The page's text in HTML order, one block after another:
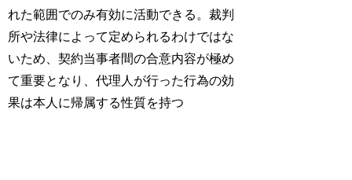
れた範囲でのみ有効に活動できる。裁判
所や法律によって定められるわけではな
いため、契約当事者間の合意内容が極め
て重要となり、代理人が行った行為の効
果は本人に帰属する性質を持つ